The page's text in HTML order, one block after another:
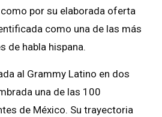
por su elaborada oferta
como una de las más
de habla hispana.
al Grammy Latino en dos
una de las 100
de México. Su trayectoria